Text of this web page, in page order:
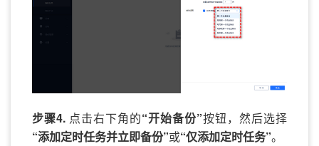
步骤4. 点击右下角的“开始备份”按钮，然后选择
“添加定时任务并立即备份”或“仅添加定时任务”。